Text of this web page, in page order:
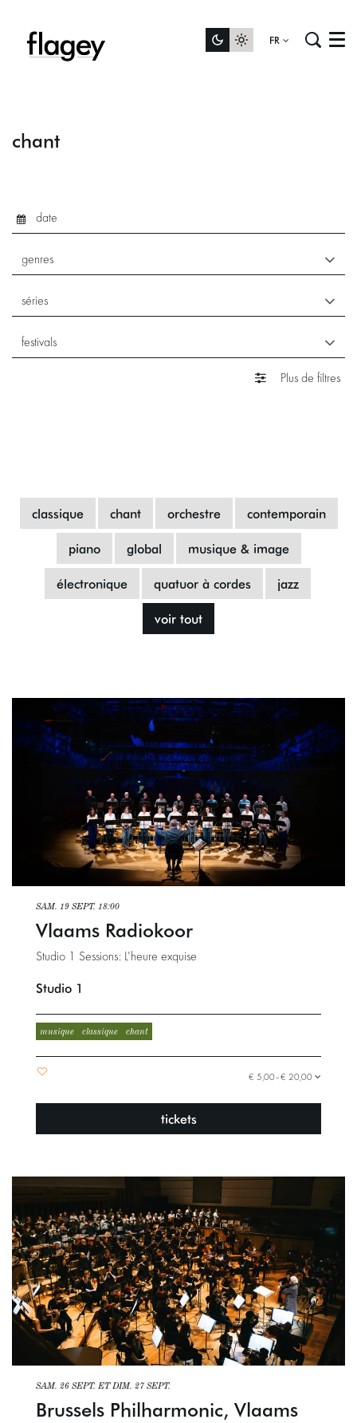
FR Menu
chant
genres
séries
festivals
Plus de filtres
classique chant orchestre contemporain
piano global musique & image
électronique quatuor à cordes jazz
voir tout
Vlaams Radiokoor
Studio 1 Sessions: L'heure exquise
SAM. 19 SEPT. 18:00
Studio 1
musique classique chant
€ 5,00–€ 20,00
tickets
Brussels Philharmonic, Vlaams
SAM. 26 SEPT. ETDIM. 27 SEPT.